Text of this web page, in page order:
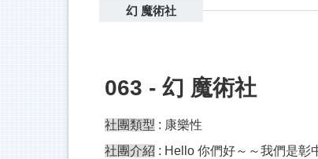
幻 魔術社
063 - 幻 魔術社
社團類型 : 康樂性
社團介紹 : Hello 你們好～～我們是彰